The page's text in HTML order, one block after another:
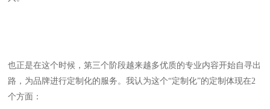
也正是在这个时候，第三个阶段越来越多优质的专业内容开始自寻出
路，为品牌进行定制化的服务。我认为这个“定制化”的定制体现在2
个方面：